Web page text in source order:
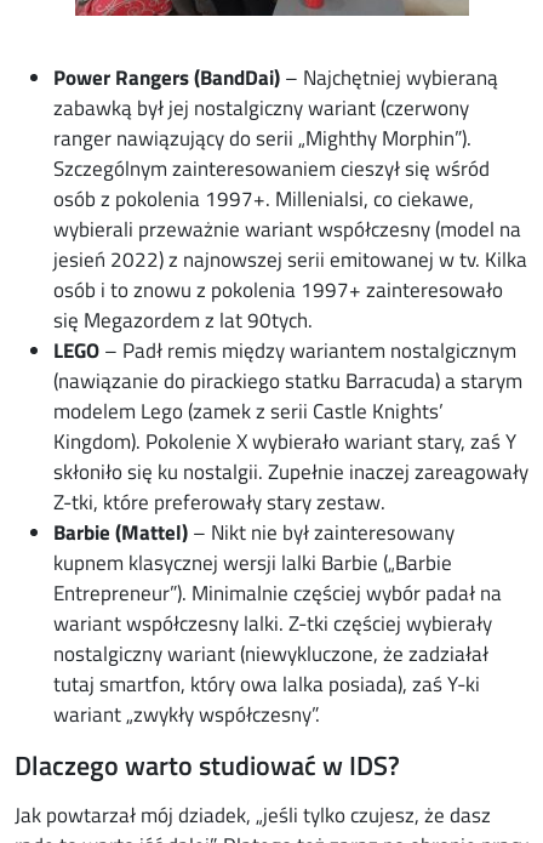
Power Rangers (BandDai)– Najchętniej wybieraną
zabawką był jej nostalgiczny wariant (czerwony
ranger nawiązujący do serii „Mighthy Morphin”).
Szczególnym zainteresowaniem cieszył się wśród
osób z pokolenia 1997+. Millenialsi, co ciekawe,
wybierali przeważnie wariant współczesny (model na
jesień 2022) z najnowszej serii emitowanej w tv. Kilka
osób i to znowu z pokolenia 1997+ zainteresowało
się Megazordem z lat 90tych.
LEGO– Padł remis między wariantem nostalgicznym
(nawiązanie do pirackiego statku Barracuda) a starym
modelem Lego (zamek z serii Castle Knights’
Kingdom). Pokolenie X wybierało wariant stary, zaś Y
skłoniło się ku nostalgii. Zupełnie inaczej zareagowały
Z-tki, które preferowały stary zestaw.
Barbie (Mattel)– Nikt nie był zainteresowany
kupnem klasycznej wersji lalki Barbie („Barbie
Entrepreneur”). Minimalnie częściej wybór padał na
wariant współczesny lalki. Z-tki częściej wybierały
nostalgiczny wariant (niewykluczone, że zadziałał
tutaj smartfon, który owa lalka posiada), zaś Y-ki
wariant „zwykły współczesny”.
Dlaczego warto studiować w IDS?
Jak powtarzał mój dziadek, „jeśli tylko czujesz, że dasz